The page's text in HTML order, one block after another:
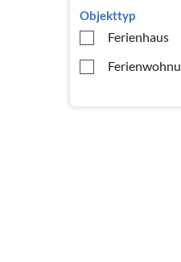
Objekttyp
Ferienhaus